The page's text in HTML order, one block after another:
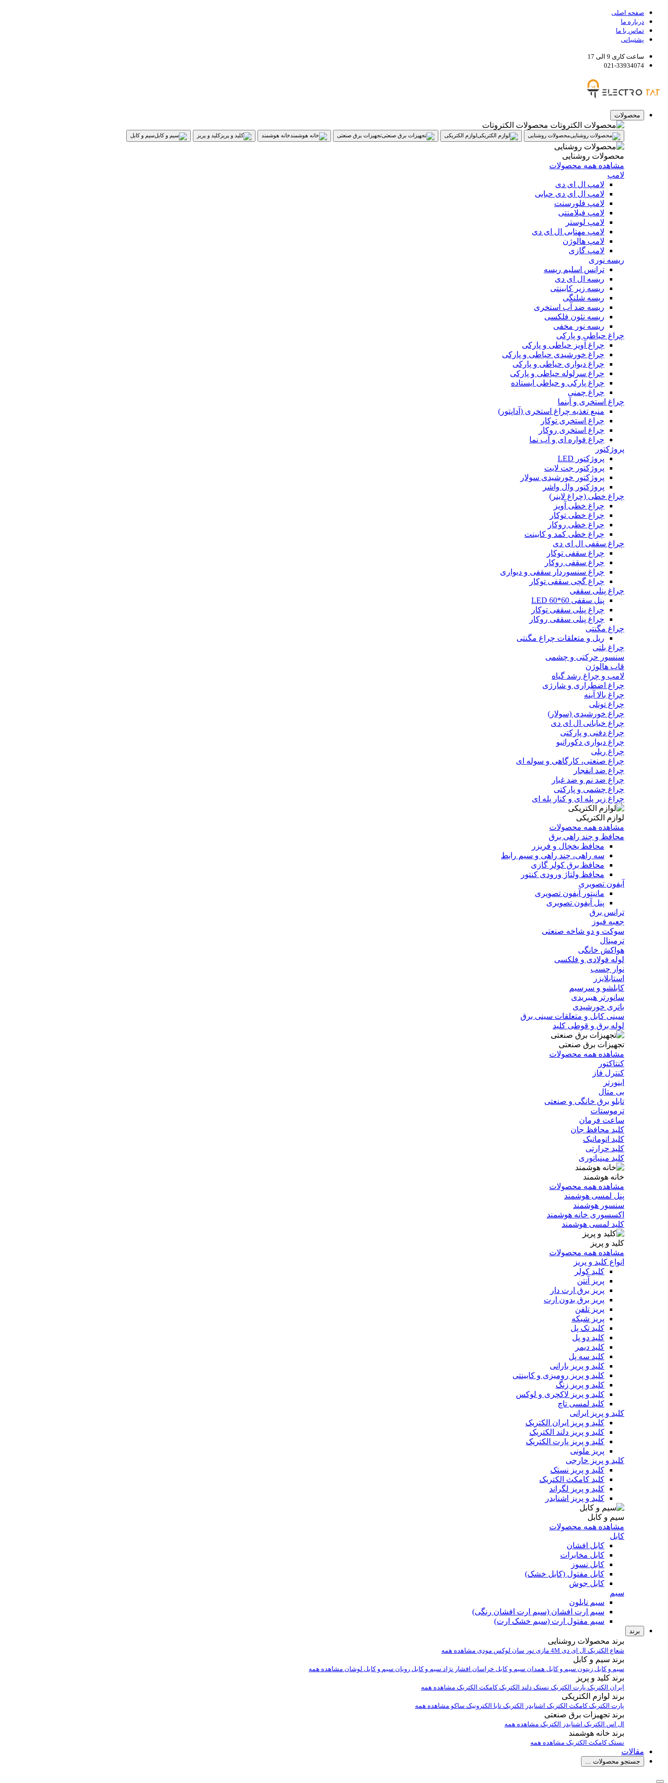
صفحه اصلی
درباره ما
تماس با ما
پشتیبانی
ساعت کاری 9 الی 17
021-33934074
محصولات
محصولات الکتروتات
محصولات روشنایی لوازم الکتریکی تجهیزات برق صنعتی خانه هوشمند کلید و پریز سیم و کابل
محصولات روشنایی
مشاهده همه محصولات
لامپ
لامپ ال ای دی
لامپ ال ای دی حبابی
لامپ فلورسنت
لامپ فیلامنتی
لامپ لوستر
لامپ مهتابی ال ای دی
لامپ هالوژن
لامپ گازی
ریسه نوری
ترانس اسلیم ریسه
ریسه ال ای دی
ریسه زیر کابینتی
ریسه شلنگی
ریسه ضد آب استخری
ریسه نئون فلکسی
ریسه نور مخفی
چراغ حیاطی و پارکی
چراغ آویز حیاطی و پارکی
چراغ خورشیدی حیاطی و پارکی
چراغ دیواری حیاطی و پارکی
چراغ سرلوله حیاطی و پارکی
چراغ پارکی و حیاطی ایستاده
چراغ چمنی
چراغ استخری و آبنما
منبع تغذیه چراغ استخری (آداپتور)
چراغ استخری توکار
چراغ استخری روکار
چراغ فواره ای و آب نما
پروژکتور
پروژکتور LED
پروژکتور جت لایت
پروژکتور خورشیدی سولار
پروژکتور وال واشر
چراغ خطی (چراغ لاینر)
چراغ خطی آویز
چراغ خطی توکار
چراغ خطی روکار
چراغ خطی کمد و کابینت
چراغ سقفی ال ای دی
چراغ سقفی توکار
چراغ سقفی روکار
چراغ سنسوردار سقفی و دیواری
چراغ گچی سقفی توکار
چراغ پنلی سقفی
پنل سقفی 60*60 LED
چراغ پنلی سقفی توکار
چراغ پنلی سقفی روکار
چراغ مگنتی
ریل و متعلقات چراغ مگنتی
چراغ بلتی
سنسور حرکتی و چشمی
قاب هالوژن
لامپ و چراغ رشد گیاه
چراغ اضطراری و شارژی
چراغ بالا آینه
چراغ تونلی
چراغ خورشیدی (سولار)
چراغ خیابانی ال ای دی
چراغ دفنی و پارکتی
چراغ دیواری دکوراتیو
چراغ ریلی
چراغ صنعتی، کارگاهی و سوله ای
چراغ ضد انفجار
چراغ ضد نم و ضد غبار
چراغ چشمی و پارکتی
چراغ‌ زیر‌ پله‌ ای و کنار‌ پله‌ ای
لوازم الکتریکی
مشاهده همه محصولات
محافظ و چند راهی برق
محافظ یخچال و فریزر
سه راهی، چند راهی و سیم رابط
محافظ برق کولر گازی
محافظ ولتاژ ورودی کنتور
آیفون تصویری
مانیتور آیفون تصویری
پنل آیفون تصویری
ترانس برق
جعبه فیوز
سوکت و دو شاخه صنعتی
ترمینال
هواکش خانگی
لوله فولادی و فلکسی
نوار چسب
استابلایزر
کابلشو و سرسیم
سانورتر هیبریدی
باتری خورشیدی
سینی کابل و متعلقات سینی برق
لوله برق و قوطی کلید
تجهیزات برق صنعتی
مشاهده همه محصولات
کنتاکتور
کنترل فاز
اینورتر
بی متال
تابلو برق خانگی و صنعتی
ترموستات
ساعت فرمان
کلید محافظ جان
کلید اتوماتیک
کلید حرارتی
کلید مینیاتوری
خانه هوشمند
مشاهده همه محصولات
پنل لمسی هوشمند
سنسور هوشمند
اکسسوری خانه هوشمند
کلید لمسی هوشمند
کلید و پریز
مشاهده همه محصولات
انواع کلید و پریز
کلید کولر
پریز آنتن
پریز برق ارت دار
پریز برق بدون ارت
پریز تلفن
پریز شبکه
کلید تک پل
کلید دو پل
کلید دیمر
کلید سه پل
کلید و پریز بارانی
کلید و پریز رومیزی و کابینتی
کلید و پریز زنگ
کلید و پریز لاکچری و لوکس
کلید لمسی تاچ
کلید و پریز ایرانی
کلید و پریز ایران الکتریک
کلید و پریز دلند الکتریک
کلید و پریز پارت الکتریک
پریز ملونی
کلید و پریز خارجی
کلید و پریز نستک
کلید کامکث الکتریک
کلید و پریز لگراند
کلید و پریز اشنایدر
سیم و کابل
مشاهده همه محصولات
کابل
کابل افشان
کابل مخابرات
کابل نسوز
کابل مفتول (کابل خشک)
کابل جوش
سیم
سیم نایلون
سیم ارت افشان (سیم ارت افشان رنگی)
سیم مفتول ارت (سیم خشک ارت)
برند
برند محصولات روشنایی
شعاع الکتریک ال ای دی 4M مازی نور سان لوکس مودی مشاهده همه
برند سیم و کابل
سیم و کابل زیتون سیم و کابل همدان سیم و کابل خراسان افشار نژاد سیم و کابل رویان سیم و کابل لوشان مشاهده همه
برند کلید و پریز
ایران الکتریک پارت الکتریک نستک دلند الکتریککامکث الکتریک مشاهده همه
برند لوازم الکتریکی
پارت الکتریککامکث الکتریک اشنایدر الکتریک تابا الکترونیک ساکو مشاهده همه
برند تجهیزات برق صنعتی
ال اس الکتریک اشنایدر الکتریک مشاهده همه
برند خانه هوشمند
نستککامکث الکتریک مشاهده همه
مقالات
جستجو محصولات ...